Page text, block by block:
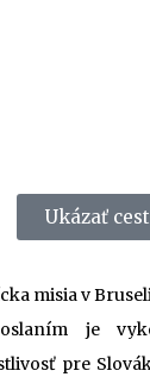
Ukázať
misia v
je
pre